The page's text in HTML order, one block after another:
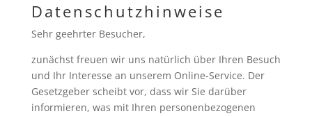
Datenschutzhinweise
Sehr geehrter Besucher,
zunächst freuen wir uns natürlich über Ihren Besuch
und Ihr Interesse an unserem Online-Service. Der
Gesetzgeber scheibt vor, dass wir Sie darüber
informieren, was mit Ihren personenbezogenen